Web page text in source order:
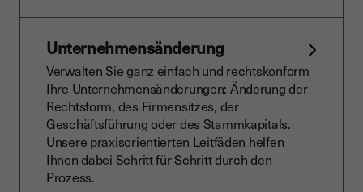
Unternehmensänderung
Verwalten Sie ganz einfach und rechtskonform
Ihre Unternehmensänderungen: Änderung der
Rechtsform, des Firmensitzes, der
Geschäftsführung oder des Stammkapitals.
Unsere praxisorientierten Leitfäden helfen
Ihnen dabei Schritt für Schritt durch den
Prozess.